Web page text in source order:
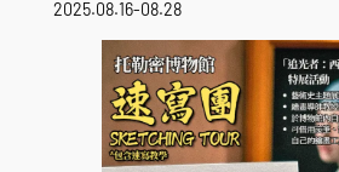
2025.08.16-08.28